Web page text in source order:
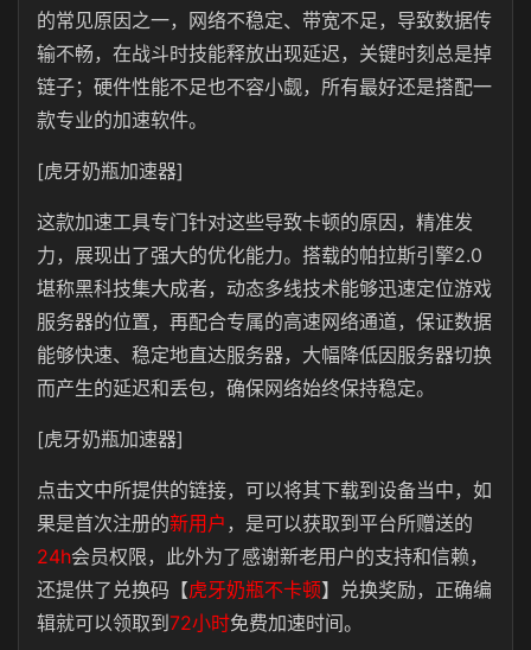
的常见原因之一，网络不稳定、带宽不足，导致数据传
输不畅，在战斗时技能释放出现延迟，关键时刻总是掉
链子；硬件性能不足也不容小觑，所有最好还是搭配一
款专业的加速软件。
[虎牙奶瓶加速器]
这款加速工具专门针对这些导致卡顿的原因，精准发
力，展现出了强大的优化能力。搭载的帕拉斯引擎2.0
堪称黑科技集大成者，动态多线技术能够迅速定位游戏
服务器的位置，再配合专属的高速网络通道，保证数据
能够快速、稳定地直达服务器，大幅降低因服务器切换
而产生的延迟和丢包，确保网络始终保持稳定。
[虎牙奶瓶加速器]
点击文中所提供的链接，可以将其下载到设备当中，如
果是首次注册的新用户 ，是可以获取到平台所赠送的
24h会员权限，此外为了感谢新老用户的支持和信赖，
还提供了兑换码【虎牙奶瓶不卡顿】兑换奖励，正确编
辑就可以领取到 72小时免费加速时间。